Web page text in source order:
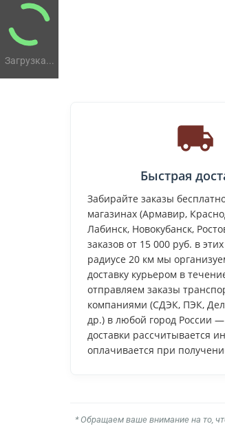
Загрузка...
Быстрая
Забирайте заказы
магазинах (Армавир,
Лабинск, Новокубанск,
заказов от 15 000 руб. в
радиусе 20 км мы
доставку курьером в
отправляем заказы
компаниями (СДЭК, ПЭК,
др.) в любой город России
доставки рассчитывается
оплачивается при
* Обращаем ваше внимание на то,